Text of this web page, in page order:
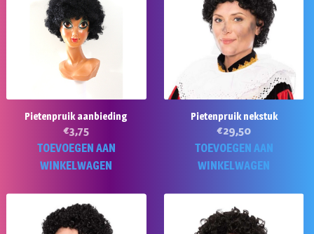
Pietenpruik aanbieding
€3,75
TOEVOEGEN AAN
WINKELWAGEN
Pietenpruik nekstuk
€29,50
TOEVOEGEN AAN
WINKELWAGEN